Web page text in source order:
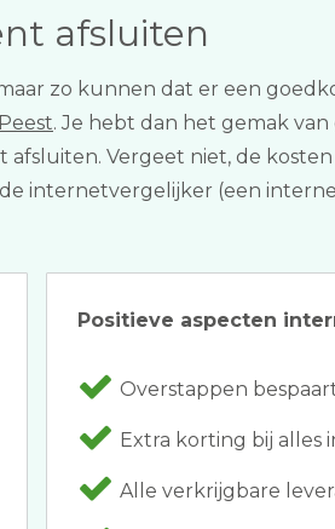
afsluiten
zo kunnen dat er een
. Je hebt dan het gemak
Vergeet niet, de
internetvergelijker (een
Positieve aspecten
Overstappen
Extra korting bij alles
Alle verkrijgbare